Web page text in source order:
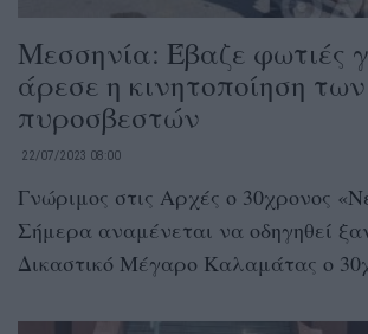
Μεσσηνία: Έβαζε φωτιές
άρεσε η κινητοποίηση των
πυροσβεστών
22/07/2023 08:00
Γνώριμος στις Αρχές ο 30χρονος
Σήμερα αναμένεται να οδηγηθεί
Δικαστικό Μέγαρο Καλαμάτας ο